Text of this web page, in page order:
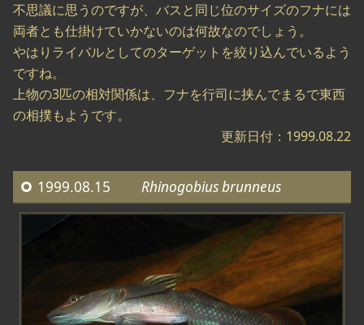
不思議に思うのですが、バスと同じ位のサイズのフナには
両者とも仕掛けていかないのは何故なのでしょう。
やはりライバルとしてのターゲットを絞り込んでいるよう
ですね。
上物の3匹の相対関係は、フナを行司に挟んでまるで東西
の相撲もようです。
更新日付：1999.08.22
1999.08.15 Rhinogobius brunneus